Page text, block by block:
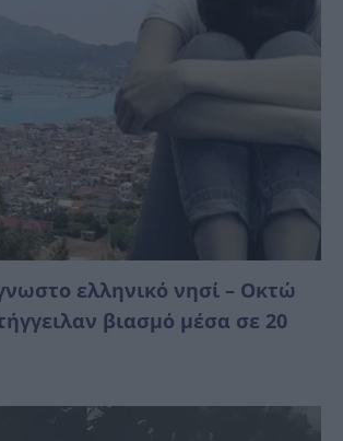
ελληνικό νησί – Οκτώ
βιασμό μέσα σε 20